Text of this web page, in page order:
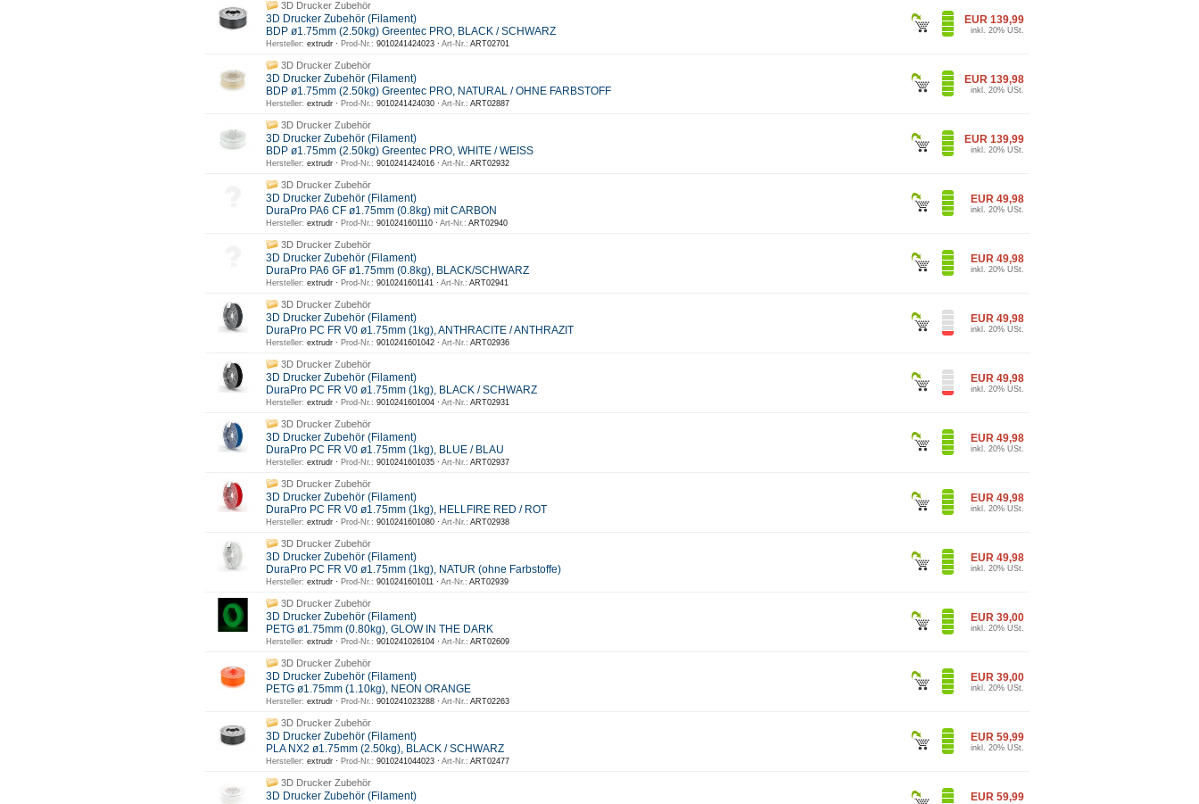
3D Drucker Zubehör
3D Drucker Zubehör (Filament)
BDP ø1.75mm (2.50kg) Greentec PRO, BLACK / SCHWARZ
Hersteller: extrudr · Prod-Nr.: 9010241424023 · Art-Nr.: ART02701
EUR 139,99
inkl. 20% USt.
3D Drucker Zubehör
3D Drucker Zubehör (Filament)
BDP ø1.75mm (2.50kg) Greentec PRO, NATURAL / OHNE FARBSTOFF
Hersteller: extrudr · Prod-Nr.: 9010241424030 · Art-Nr.: ART02887
EUR 139,98
inkl. 20% USt.
3D Drucker Zubehör
3D Drucker Zubehör (Filament)
BDP ø1.75mm (2.50kg) Greentec PRO, WHITE / WEISS
Hersteller: extrudr · Prod-Nr.: 9010241424016 · Art-Nr.: ART02932
EUR 139,99
inkl. 20% USt.
3D Drucker Zubehör
3D Drucker Zubehör (Filament)
DuraPro PA6 CF ø1.75mm (0.8kg) mit CARBON
Hersteller: extrudr · Prod-Nr.: 9010241601110 · Art-Nr.: ART02940
EUR 49,98
inkl. 20% USt.
3D Drucker Zubehör
3D Drucker Zubehör (Filament)
DuraPro PA6 GF ø1.75mm (0.8kg), BLACK/SCHWARZ
Hersteller: extrudr · Prod-Nr.: 9010241601141 · Art-Nr.: ART02941
EUR 49,98
inkl. 20% USt.
3D Drucker Zubehör
3D Drucker Zubehör (Filament)
DuraPro PC FR V0 ø1.75mm (1kg), ANTHRACITE / ANTHRAZIT
Hersteller: extrudr · Prod-Nr.: 9010241601042 · Art-Nr.: ART02936
EUR 49,98
inkl. 20% USt.
3D Drucker Zubehör
3D Drucker Zubehör (Filament)
DuraPro PC FR V0 ø1.75mm (1kg), BLACK / SCHWARZ
Hersteller: extrudr · Prod-Nr.: 9010241601004 · Art-Nr.: ART02931
EUR 49,98
inkl. 20% USt.
3D Drucker Zubehör
3D Drucker Zubehör (Filament)
DuraPro PC FR V0 ø1.75mm (1kg), BLUE / BLAU
Hersteller: extrudr · Prod-Nr.: 9010241601035 · Art-Nr.: ART02937
EUR 49,98
inkl. 20% USt.
3D Drucker Zubehör
3D Drucker Zubehör (Filament)
DuraPro PC FR V0 ø1.75mm (1kg), HELLFIRE RED / ROT
Hersteller: extrudr · Prod-Nr.: 9010241601080 · Art-Nr.: ART02938
EUR 49,98
inkl. 20% USt.
3D Drucker Zubehör
3D Drucker Zubehör (Filament)
DuraPro PC FR V0 ø1.75mm (1kg), NATUR (ohne Farbstoffe)
Hersteller: extrudr · Prod-Nr.: 9010241601011 · Art-Nr.: ART02939
EUR 49,98
inkl. 20% USt.
3D Drucker Zubehör
3D Drucker Zubehör (Filament)
PETG ø1.75mm (0.80kg), GLOW IN THE DARK
Hersteller: extrudr · Prod-Nr.: 9010241026104 · Art-Nr.: ART02609
EUR 39,00
inkl. 20% USt.
3D Drucker Zubehör
3D Drucker Zubehör (Filament)
PETG ø1.75mm (1.10kg), NEON ORANGE
Hersteller: extrudr · Prod-Nr.: 9010241023288 · Art-Nr.: ART02263
EUR 39,00
inkl. 20% USt.
3D Drucker Zubehör
3D Drucker Zubehör (Filament)
PLA NX2 ø1.75mm (2.50kg), BLACK / SCHWARZ
Hersteller: extrudr · Prod-Nr.: 9010241044023 · Art-Nr.: ART02477
EUR 59,99
inkl. 20% USt.
3D Drucker Zubehör
3D Drucker Zubehör (Filament)
EUR 59,99